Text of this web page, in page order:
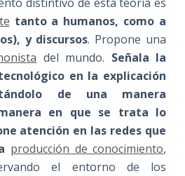
distintivo de esta teoría es
tanto a humanos, como a
y discursos. Propone una
del mundo. Señala la
en la explicación
de una manera
en que se trata lo
atención en las redes que
producción de conocimiento,
el entorno de los